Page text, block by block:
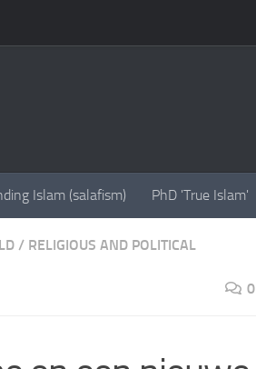
Islam (salafism) PhD 'True Islam'
/ RELIGIOUS AND POLITICAL
0